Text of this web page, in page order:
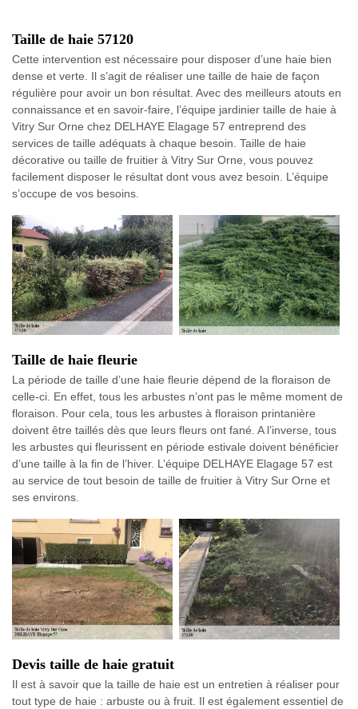
Taille de haie 57120
Cette intervention est nécessaire pour disposer d’une haie bien
dense et verte. Il s’agit de réaliser une taille de haie de façon
régulière pour avoir un bon résultat. Avec des meilleurs atouts en
connaissance et en savoir-faire, l’équipe jardinier taille de haie à
Vitry Sur Orne chez DELHAYE Elagage 57 entreprend des
services de taille adéquats à chaque besoin. Taille de haie
décorative ou taille de fruitier à Vitry Sur Orne, vous pouvez
facilement disposer le résultat dont vous avez besoin. L’équipe
s’occupe de vos besoins.
Taille de haie fleurie
La période de taille d’une haie fleurie dépend de la floraison de
celle-ci. En effet, tous les arbustes n’ont pas le même moment de
floraison. Pour cela, tous les arbustes à floraison printanière
doivent être taillés dès que leurs fleurs ont fané. A l’inverse, tous
les arbustes qui fleurissent en période estivale doivent bénéficier
d’une taille à la fin de l’hiver. L’équipe DELHAYE Elagage 57 est
au service de tout besoin de taille de fruitier à Vitry Sur Orne et
ses environs.
Devis taille de haie gratuit
Il est à savoir que la taille de haie est un entretien à réaliser pour
tout type de haie : arbuste ou à fruit. Il est également essentiel de